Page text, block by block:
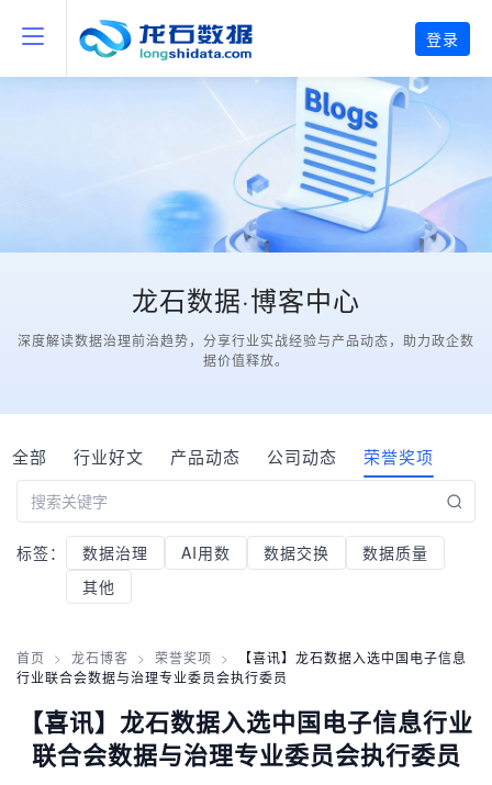
龙石数据·博客中心
深度解读数据治理前治趋势，分享行业实战经验与产品动态，助力政企数
据价值释放。
全部 行业好文 产品动态 公司动态 荣誉奖项
标签： 数据治理 AI用数 数据交换
数据质量
其他
首页 > 龙石博客 > 荣誉奖项 >
【喜讯】龙石数据入选中国电子信息
行业联合会数据与治理专业委员会执行委员
【喜讯】龙石数据入选中国电子信息行业
联合会数据与治理专业委员会执行委员
登录